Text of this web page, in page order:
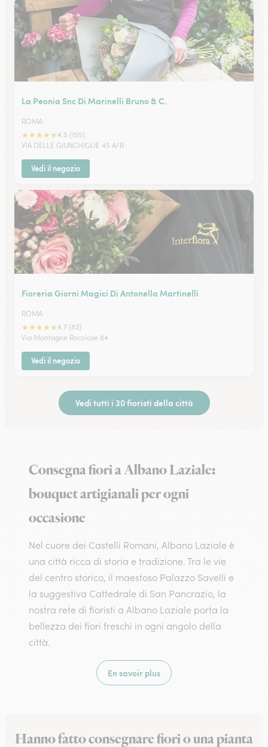
La Peonia Snc Di Marinelli Bruno & C.
ROMA
★★★★★4.5 (155)
VIA DELLE GIUNCHIGLIE 45 A/B
Vedi il negozio
Fioreria Giorni Magici Di Antonella Martinelli
ROMA
★★★★★4.7 (83)
Via Montagne Rocciose 84
Vedi il negozio
Vedi tutti i 30 fioristi della città
Consegna fiori a Albano Laziale:
bouquet artigianali per ogni
occasione
Nel cuore dei Castelli Romani, Albano Laziale è
una città ricca di storia e tradizione. Tra le vie
del centro storico, il maestoso Palazzo Savelli e
la suggestiva Cattedrale di San Pancrazio, la
nostra rete di fioristi a Albano Laziale porta la
bellezza dei fiori freschi in ogni angolo della
città.
En savoir plus
Hanno fatto consegnare fiori o una pianta